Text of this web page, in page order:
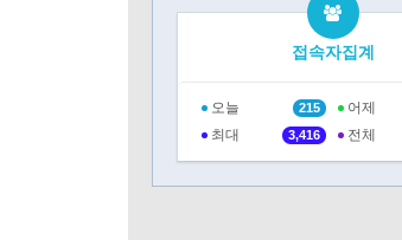
접속자집계
오늘 215 어제
최대 3,416 전체